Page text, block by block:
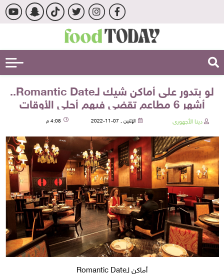
لو بتدور على أماكن شيك لـRomantic Date..
أشهر 6 مطاعم تقضي فيهم أحلى الأوقات
دينا الأجهورى الإثنين , 07-11-2022 4:08 م
أماكن لـRomantic Date